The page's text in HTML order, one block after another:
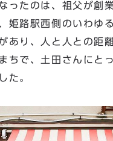
ったのは、祖父が創
姫路駅西側のいわゆ
あり、人と人との距
ちで、土田さんにと
た。